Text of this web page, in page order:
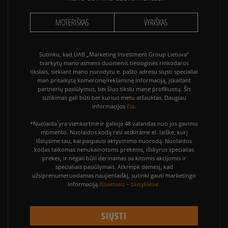
MOTERIŠKAS VYRIŠKAS
Sutinku, kad UAB „Marketing Investment Group Lietuva“
tvarkytų mano asmens duomenis tiesioginės rinkodaros
tikslais, siekiant mano nurodytu e. pašto adresu siųsti specialiai
man pritaikytą komercinę/reklaminę informaciją, įskaitant
partnerių pasiūlymus, bei šiuo tikslu mane profiliuotų. Šis
sutikimas gali būti bet kuriuo metu atšauktas. Daugiau
informacijos čia.
*Nuolaida yra vienkartinė ir galioja 48 valandas nuo jos gavimo
momento. Nuolaidos kodą rasi atskirame el. laiške, kurį
išsiųsime tau, kai paspausi aktyvinimo nuorodą. Nuolaidos
kodas taikomas nenukainotoms prekėms, išskyrus specialias
prekes, ir negali būti derinamas su kitomis akcijomis ir
specialiais pasiūlymais. Atkreipk dėmesį, kad
užsiprenumeruodamas naujienlaiškį, sutinki gauti marketingo
informaciją.Išsamiau – taisyklėse.